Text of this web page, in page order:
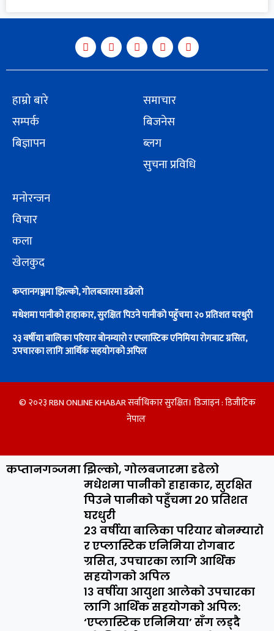
हाम्रो बारे
सम्पर्क
बिज्ञापन
समाचार
बिजनेस
ब्लग
सुचना प्रविधि
मनोरन्जन
विचार
कला
खेलकुद
कप्तानगञ्जमा झिल्को, गोलबजारमा डढेलो
मधेशमा पानीको हाहाकार, सुरक्षित पिउने पानीको पहुँचमा २० प्रतिशत घरधुरी
२३ वर्षीया बालिका परियार बोनम्यारो र एप्लास्टिक एनिमिया रोगबाट ग्रसित,
उपचारका लागि आर्थिक सहयोगको अपिल
© २०२३ RBN ONLINE KHABAR सर्वाधिकार सुरक्षित। डिजाइन :डिजीटिक
नेपाल
कप्तानगञ्जमा झिल्को, गोलबजारमा डढेलो
मधेशमा पानीको हाहाकार, सुरक्षित
पिउने पानीको पहुँचमा २० प्रतिशत
घरधुरी
२३ वर्षीया बालिका परियार बोनम्यारो
र एप्लास्टिक एनिमिया रोगबाट
ग्रसित, उपचारका लागि आर्थिक
सहयोगको अपिल
१३ वर्षीया आयुशा आलेको उपचारका
लागि आर्थिक सहयोगको अपिल:
‘एप्लास्टिक एनिमिया’ सँग लड्दै